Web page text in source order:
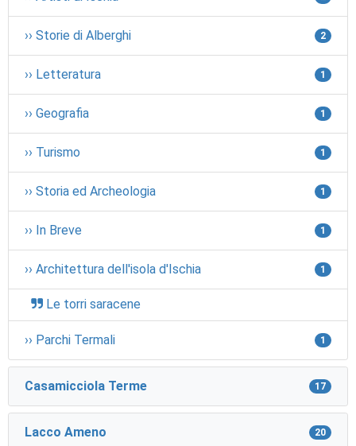
›› Storie di Alberghi 2
›› Letteratura 1
›› Geografia 1
›› Turismo 1
›› Storia ed Archeologia 1
›› In Breve 1
›› Architettura dell'isola d'Ischia 1
Le torri saracene
›› Parchi Termali 1
Casamicciola Terme 17
Lacco Ameno 20